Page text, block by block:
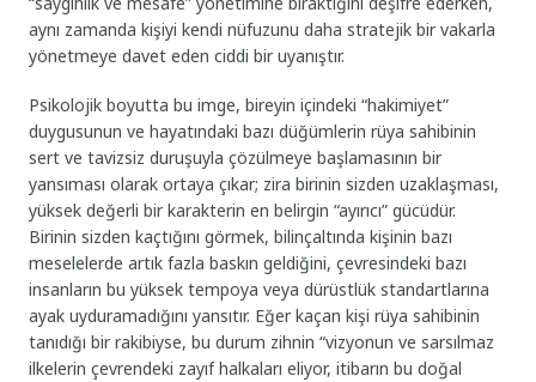
aynı zamanda kişiyi kendi nüfuzunu daha stratejik bir vakarla
yönetmeye davet eden ciddi bir uyanıştır.
Psikolojik boyutta bu imge, bireyin içindeki “hakimiyet”
duygusunun ve hayatındaki bazı düğümlerin rüya sahibinin
sert ve tavizsiz duruşuyla çözülmeye başlamasının bir
yansıması olarak ortaya çıkar; zira birinin sizden uzaklaşması,
yüksek değerli bir karakterin en belirgin “ayırıcı” gücüdür.
Birinin sizden kaçtığını görmek, bilinçaltında kişinin bazı
meselelerde artık fazla baskın geldiğini, çevresindeki bazı
insanların bu yüksek tempoya veya dürüstlük standartlarına
ayak uyduramadığını yansıtır. Eğer kaçan kişi rüya sahibinin
tanıdığı bir rakibiyse, bu durum zihnin “vizyonun ve sarsılmaz
ilkelerin çevrendeki zayıf halkaları eliyor, itibarın bu doğal